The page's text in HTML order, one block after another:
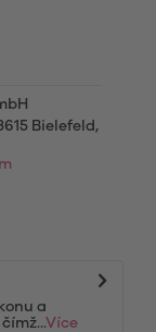
Bielefeld,
a
Více